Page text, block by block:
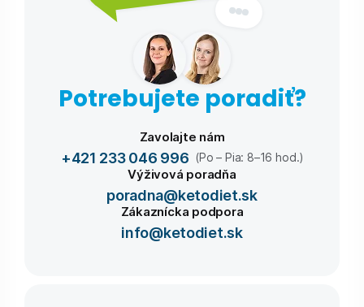
Potrebujete poradiť?
Zavolajte nám
+421 233 046 996 (Po – Pia: 8–16 hod.)
Výživová poradňa
poradna@ketodiet.sk
Zákaznícka podpora
info@ketodiet.sk